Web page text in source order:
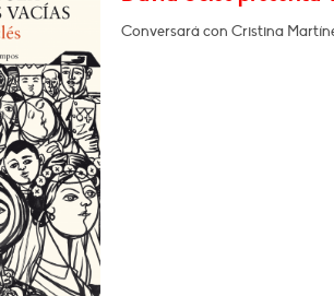
Conversará con Cristina